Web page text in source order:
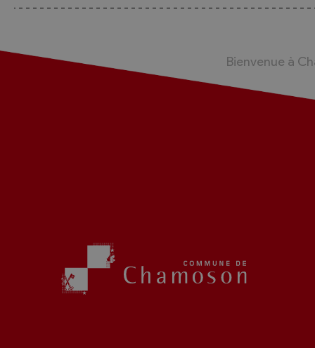
Bienvenue à